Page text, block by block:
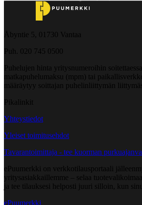
Åbyntie 5, 01730 Vantaa
Puh. 020 745 0500
Puhelujen hinta yritysnumeroihin
matkapuhelumaksu (mpm) tai
määräytyy soittajan puhelinliittymän
Pikalinkit
Yhteystiedot
Yleiset toimitusehdot
Tavarantoimittaja - tee kuorman
ePuumerkki on verkkotilausportaali
yritysasiakkaillemme – selaa
ja tee tilauksesi helposti juuri silloin, kun
ePuumerkki